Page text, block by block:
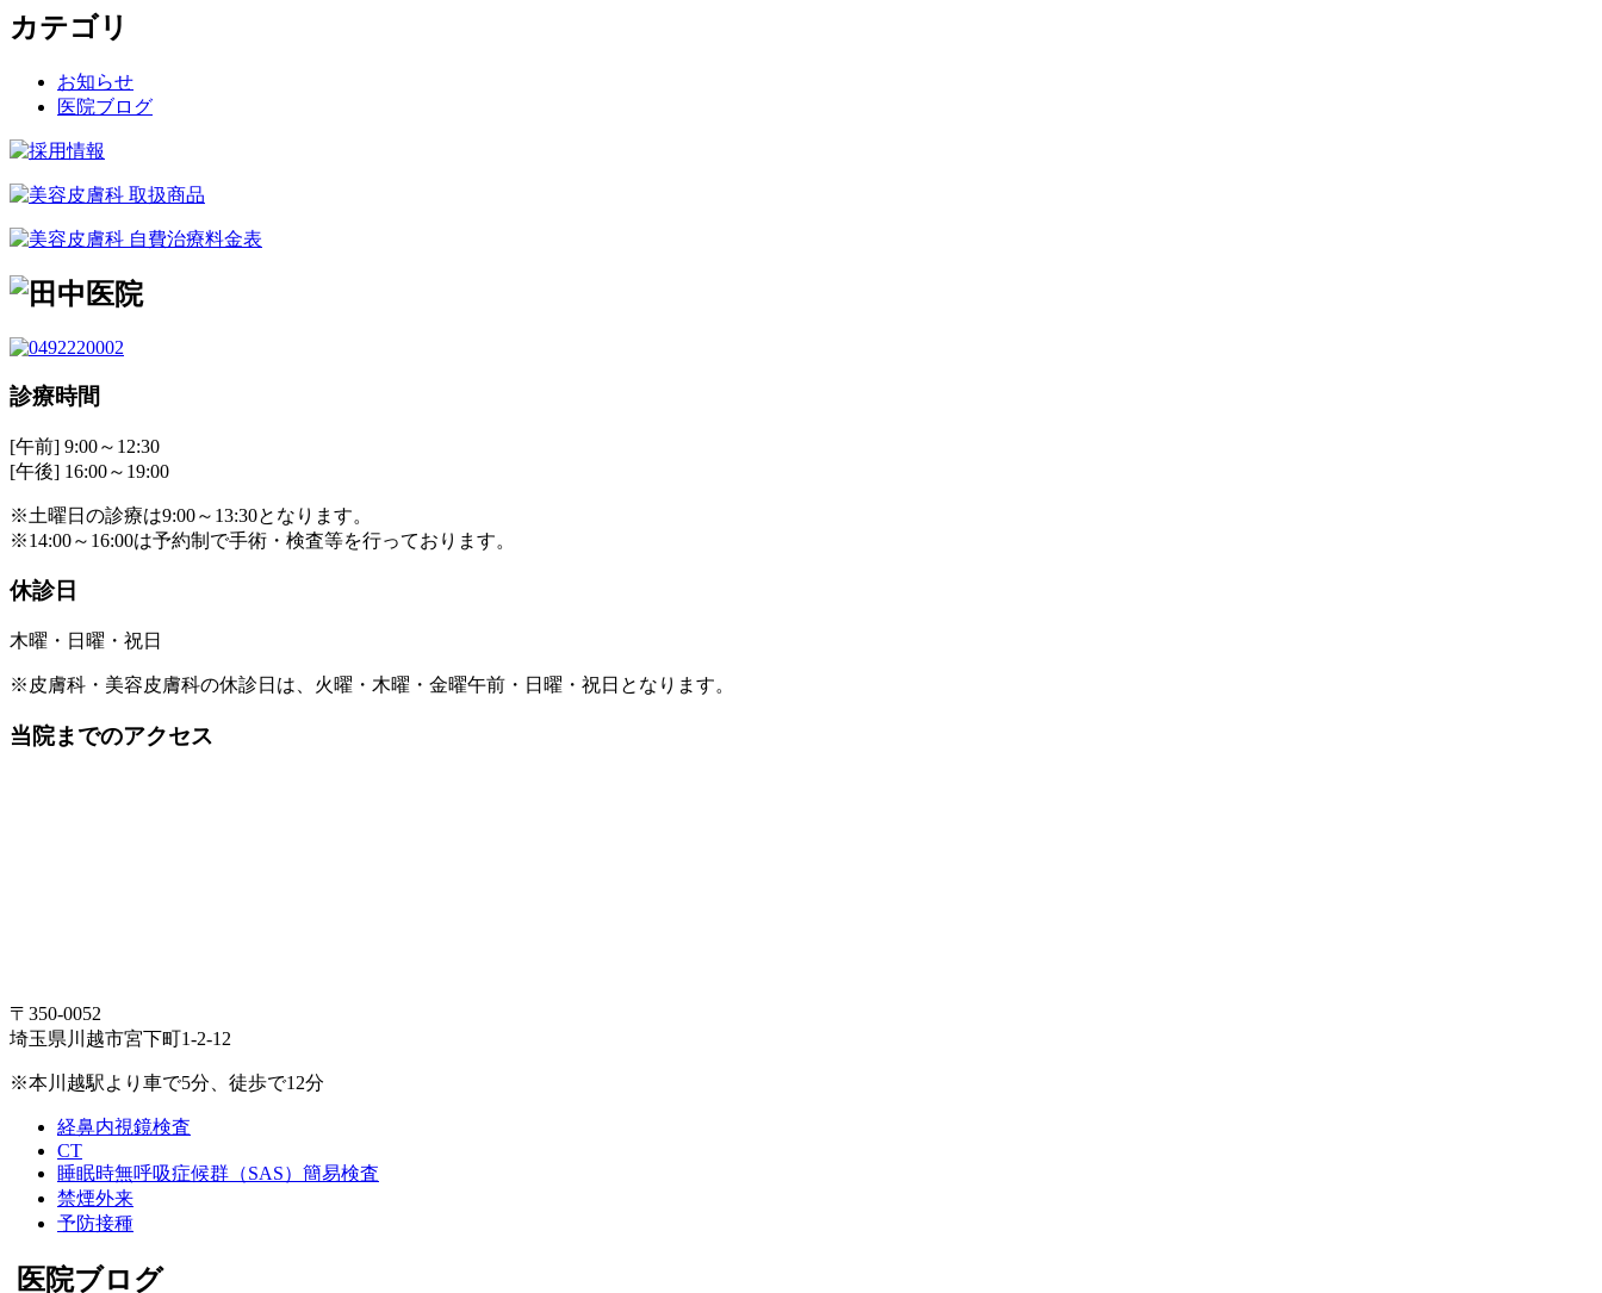
カテゴリ
お知らせ
医院ブログ
診療時間
[午前] 9:00～12:30
[午後] 16:00～19:00
※土曜日の診療は9:00～13:30となります。
※14:00～16:00は予約制で手術・検査等を行っております。
休診日
木曜・日曜・祝日
※皮膚科・美容皮膚科の休診日は、火曜・木曜・金曜午前・日曜・祝日となります。
当院までのアクセス
〒350-0052
埼玉県川越市宮下町1-2-12
※本川越駅より車で5分、徒歩で12分
経鼻内視鏡検査
CT
睡眠時無呼吸症候群（SAS）簡易検査
禁煙外来
予防接種
医院ブログ